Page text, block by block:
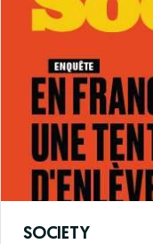
SOCIETY